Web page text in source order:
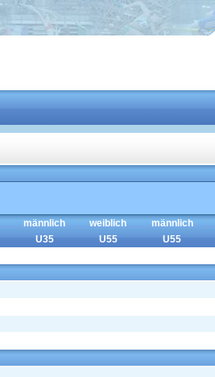
männlich
U35
weiblich
U55
männlich
U55